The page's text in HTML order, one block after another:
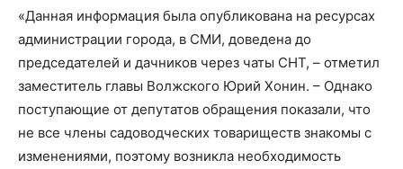
«Данная информация была опубликована на ресурсах
администрации города, в СМИ, доведена до
председателей и дачников через чаты СНТ, – отметил
заместитель главы Волжского Юрий Хонин. – Однако
поступающие от депутатов обращения показали, что
не все члены садоводческих товариществ знакомы с
изменениями, поэтому возникла необходимость